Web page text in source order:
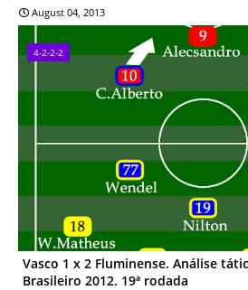
August 04, 2013
4-2-2-2
Vasco 1 x 2 Fluminense. Análise
Brasileiro 2012. 19ª rodada